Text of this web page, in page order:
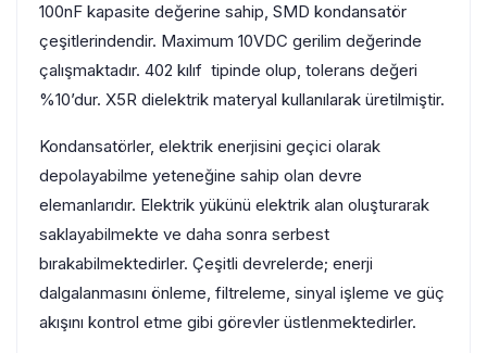
100nF kapasite değerine sahip, SMD kondansatör
çeşitlerindendir. Maximum 10VDC gerilim değerinde
çalışmaktadır. 402 kılıf tipinde olup, tolerans değeri
%10’dur. X5R dielektrik materyal kullanılarak üretilmiştir.
Kondansatörler, elektrik enerjisini geçici olarak
depolayabilme yeteneğine sahip olan devre
elemanlarıdır. Elektrik yükünü elektrik alan oluşturarak
saklayabilmekte ve daha sonra serbest
bırakabilmektedirler. Çeşitli devrelerde; enerji
dalgalanmasını önleme, filtreleme, sinyal işleme ve güç
akışını kontrol etme gibi görevler üstlenmektedirler.